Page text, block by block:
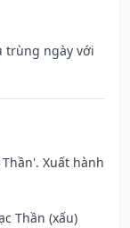
trùng ngày với
Xuất hành
Thần (xấu)